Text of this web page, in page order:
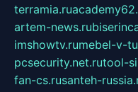
terramia.ru
artem-news.ru
imshowtv.rumebel-v-
pcsecurity.net.rutool-
fan-cs.rusanteh-